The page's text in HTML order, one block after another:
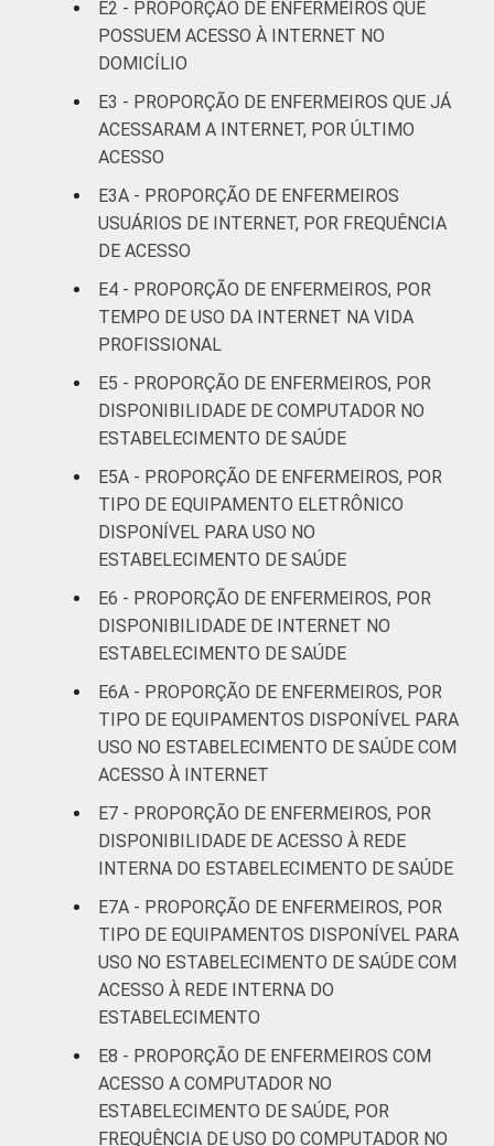
50 leitos)
18
FAIXA ETÁRIA
Até 30
anos
31 a 40
mais
5
Essa tabela foi corrigida em maio de 2015.
Para mais informações, acesse
https://cetic.br/noticia/cetic-br-informa-
correcao-dos-resultados-da-pesquisa-tic-
1Base: 1940 enfermeiros com acesso a
computador no estabelecimento de saúde.
Respostas estimuladas. Dados coletados
entre fevereiro de 2013 e agosto de 2013.
"Não utiliza" refere-se aos profissionais que
declararam não utilizar a funcionalidade,
apesar de ela estar disponível.
3"Não está disponível" refere-se aos
profissionais que declararam não haver
disponibilidade da funcionalidade, que
declararam não saber se a funcionalidade
está disponível ou que não responderam à
pergunta sobre a disponibilidade.
Fonte: NIC.br - fev 2013 / ago 2013
E2 - PROPORÇÃO DE ENFERMEIROS QUE
POSSUEM ACESSO À INTERNET NO
DOMICÍLIO
E3 - PROPORÇÃO DE ENFERMEIROS QUE JÁ
ACESSARAM A INTERNET, POR ÚLTIMO
ACESSO
E3A - PROPORÇÃO DE ENFERMEIROS
USUÁRIOS DE INTERNET, POR FREQUÊNCIA
DE ACESSO
E4 - PROPORÇÃO DE ENFERMEIROS, POR
TEMPO DE USO DA INTERNET NA VIDA
PROFISSIONAL
E5 - PROPORÇÃO DE ENFERMEIROS, POR
DISPONIBILIDADE DE COMPUTADOR NO
ESTABELECIMENTO DE SAÚDE
E5A - PROPORÇÃO DE ENFERMEIROS, POR
TIPO DE EQUIPAMENTO ELETRÔNICO
DISPONÍVEL PARA USO NO
ESTABELECIMENTO DE SAÚDE
E6 - PROPORÇÃO DE ENFERMEIROS, POR
DISPONIBILIDADE DE INTERNET NO
ESTABELECIMENTO DE SAÚDE
E6A - PROPORÇÃO DE ENFERMEIROS, POR
TIPO DE EQUIPAMENTOS DISPONÍVEL PARA
USO NO ESTABELECIMENTO DE SAÚDE COM
ACESSO À INTERNET
E7 - PROPORÇÃO DE ENFERMEIROS, POR
DISPONIBILIDADE DE ACESSO À REDE
INTERNA DO ESTABELECIMENTO DE SAÚDE
E7A - PROPORÇÃO DE ENFERMEIROS, POR
TIPO DE EQUIPAMENTOS DISPONÍVEL PARA
USO NO ESTABELECIMENTO DE SAÚDE COM
ACESSO À REDE INTERNA DO
ESTABELECIMENTO
E8 - PROPORÇÃO DE ENFERMEIROS COM
ACESSO A COMPUTADOR NO
ESTABELECIMENTO DE SAÚDE, POR
FREQUÊNCIA DE USO DO COMPUTADOR NO